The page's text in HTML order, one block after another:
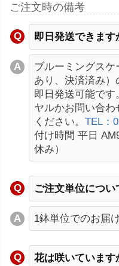
ご注文時の備考
即日発送できます
ブルーミングス
あり、決済済み
即日発送可能で
ヤルかお問い合
ください。 TEL：
付け時間 平日
休み）
ご注文単位につい
1鉢単位でのお届
花は咲いています